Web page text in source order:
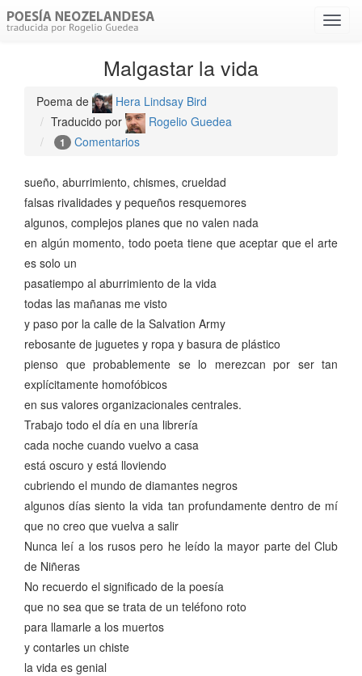
Menú
Malgastar la vida
Poema de
Hera Lindsay Bird
Traducido por
Rogelio Guedea
1 Comentarios
sueño, aburrimiento, chismes, crueldad
falsas rivalidades y pequeños resquemores
algunos, complejos planes que no valen nada
en algún momento, todo poeta tiene que aceptar que el arte
es solo un
pasatiempo al aburrimiento de la vida
todas las mañanas me visto
y paso por la calle de la Salvation Army
rebosante de juguetes y ropa y basura de plástico
pienso que probablemente se lo merezcan por ser tan
explícitamente homofóbicos
en sus valores organizacionales centrales.
Trabajo todo el día en una librería
cada noche cuando vuelvo a casa
está oscuro y está lloviendo
cubriendo el mundo de diamantes negros
algunos días siento la vida tan profundamente dentro de mí
que no creo que vuelva a salir
Nunca leí a los rusos pero he leído la mayor parte del Club
de Niñeras
No recuerdo el significado de la poesía
que no sea que se trata de un teléfono roto
para llamarle a los muertos
y contarles un chiste
la vida es genial